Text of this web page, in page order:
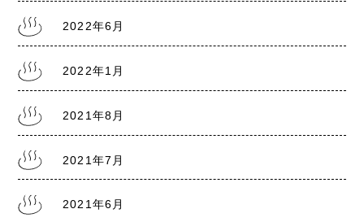
2021.8.5
2021.7.30
熊本銭湯の日記『熊本まん延防止宣言7/31～
2022年6月
2022年1月
2021年8月
2021年7月
2021年6月